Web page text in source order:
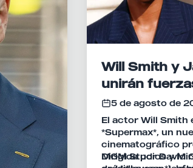
Will Smith y
unirán
acción
5 de agosto de
El actor Will Smith
*Supermax*, un
cinematográfico
MGM Studios y
Dirigida por David